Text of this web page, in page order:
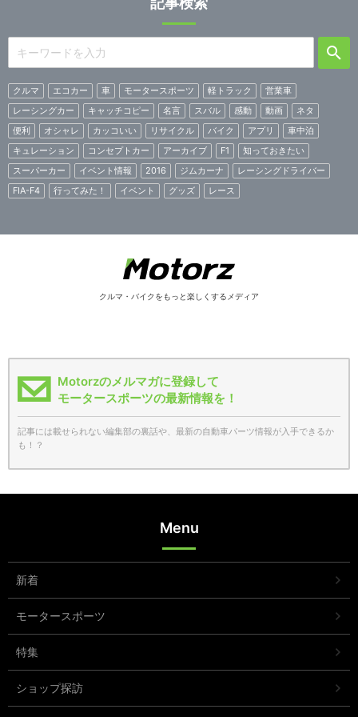
クルマ エコカー 車 モータースポーツ 軽トラック
営業車
レーシングカー
キャッチコピー 名言 スバル 感動 動画
ネタ
便利
オシャレ カッコいい リサイクル バイク アプリ
車中泊
キュレーション
コンセプトカー アーカイブ F1
知っておきたい
スーパーカー
イベント情報 2016 ジムカーナ
レーシングドライバー
FIA-F4
行ってみた！ イベント グッズ レース
クルマ・バイクをもっと楽しくするメディア
Motorzのメルマガに登録して
モータースポーツの最新情報を！
記事には載せられない編集部の裏話や、最新の自動車パーツ情報が入手できるか
も！？
Menu
新着
モータースポーツ
特集
ショップ探訪